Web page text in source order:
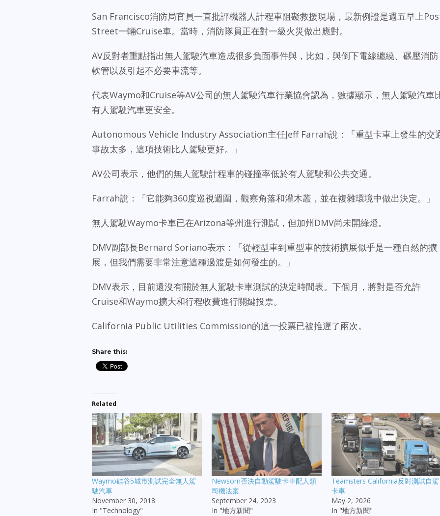
San Francisco消防局官員一直批評機器人計程車阻礙救援現場，最新例證是週五早上
Street一輛Cruise車。當時，消防隊員正在對一級火災做出應對。
AV反對者重點指出無人駕駛汽車造成很多負面事件與，比如，與倒下電線纏繞、碾壓消防
軟管以及引起不必要車流等。
代表Waymo和Cruise等AV公司的無人駕駛汽車行業協會認為，數據顯示，無人駕駛汽車
有人駕駛汽車更安全。
Autonomous Vehicle Industry Association主任Jeff Farrah說：「重型卡車上發生的交
事故太多，這項技術比人駕駛更好。」
AV公司表示，他們的無人駕駛計程車的碰撞率低於有人駕駛和公共交通。
Farrah說：「它能夠360度巡視週圍，觀察角落和灌木叢，並在複雜環境中做出決定。」
無人駕駛Waymo卡車已在Arizona等州進行測試，但加州DMV尚未開綠燈。
DMV副部長Bernard Soriano表示：「從輕型車到重型車的技術擴展似乎是一種自然的擴
展，但我們需要非常注意這種過渡是如何發生的。」
DMV表示，目前還沒有關於無人駕駛卡車測試的決定時間表。下個月，將對是否允許
Cruise和Waymo擴大和行程收費進行關鍵投票。
California Public Utilities Commission的這一投票已被推遲了兩次。
Share this:
Related
Waymo硅谷5城市測試完全無人駕
駛汽車
November 30, 2018
In "Technology"
Newsom否決自動駕駛卡車配人類
司機法案
September 24, 2023
In "地方新聞"
Teamsters California反對測試自駕
卡車
May 2, 2026
In "地方新聞"